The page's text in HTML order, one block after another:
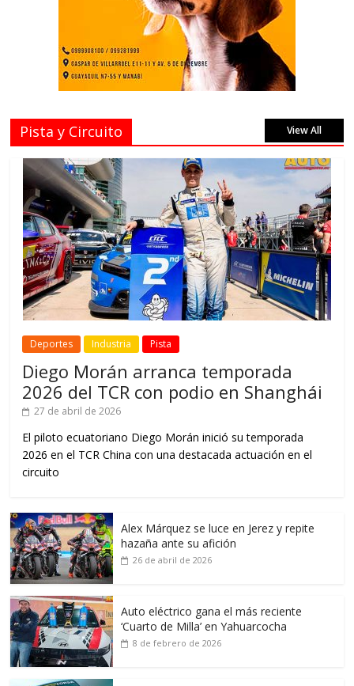
Pista y Circuito View All
Deportes Industria Pista
Diego Morán arranca temporada
2026 del TCR con podio en Shanghái
27 de abril de 2026
El piloto ecuatoriano Diego Morán inició su temporada
2026 en el TCR China con una destacada actuación en el
circuito
Alex Márquez se luce en Jerez y repite
hazaña ante su afición
26 de abril de 2026
Auto eléctrico gana el más reciente
‘Cuarto de Milla’ en Yahuarcocha
8 de febrero de 2026